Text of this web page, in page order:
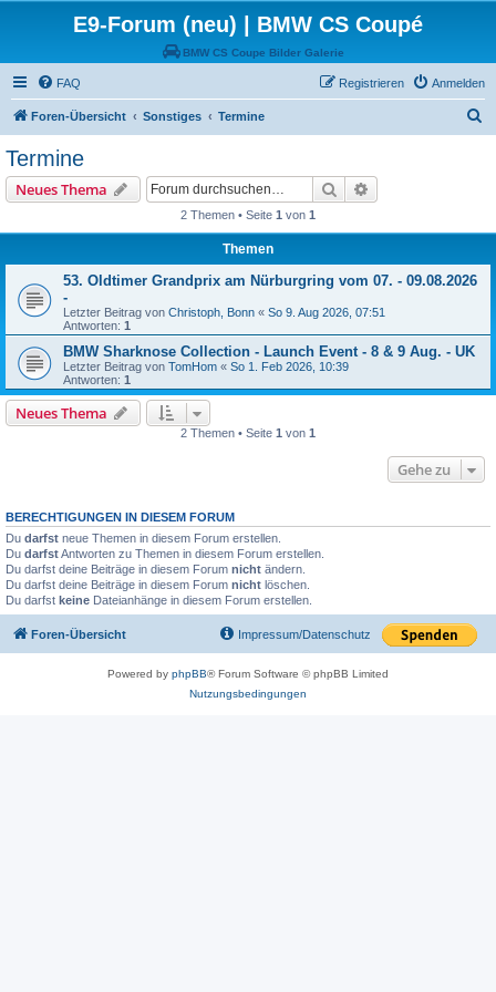
E9-Forum (neu) | BMW CS Coupé
BMW CS Coupe Bilder Galerie
FAQ Anmelden
Registrieren
Foren-Übersicht Sonstiges Termine
Termine
Neues Thema Suche
2 Themen • Seite 1 von 1
Themen
53. Oldtimer Grandprix am Nürburgring vom 07. - 09.08.2026
-
Letzter Beitrag von Christoph, Bonn « So 9. Aug 2026, 07:51
Antworten: 1
BMW Sharknose Collection - Launch Event - 8 & 9 Aug. - UK
Letzter Beitrag von TomHom « So 1. Feb 2026, 10:39
Antworten: 1
Neues Thema
2 Themen • Seite 1 von 1
Gehe zu
BERECHTIGUNGEN IN DIESEM FORUM
Du darfst neue Themen in diesem Forum erstellen.
Du darfstAntworten zu Themen in diesem Forum erstellen.
Du darfst deine Beiträge in diesem Forum nicht ändern.
Du darfst deine Beiträge in diesem Forum nicht löschen.
Du darfst keine Dateianhänge in diesem Forum erstellen.
Foren-Übersicht Impressum/Datenschutz
Powered by phpBB® Forum Software © phpBB Limited
Nutzungsbedingungen